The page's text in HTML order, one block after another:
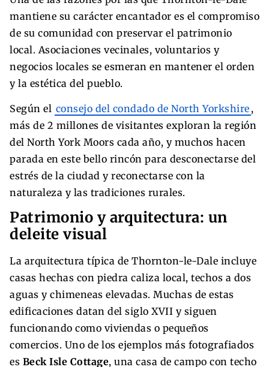
mantiene su carácter encantador es el compromiso
de su comunidad con preservar el patrimonio
local. Asociaciones vecinales, voluntarios y
negocios locales se esmeran en mantener el orden
y la estética del pueblo.
Según el consejo del condado de North Yorkshire ,
más de 2 millones de visitantes exploran la región
del North York Moors cada año, y muchos hacen
parada en este bello rincón para desconectarse del
estrés de la ciudad y reconectarse con la
naturaleza y las tradiciones rurales.
Patrimonio y arquitectura: un
deleite visual
La arquitectura típica de Thornton-le-Dale incluye
casas hechas con piedra caliza local, techos a dos
aguas y chimeneas elevadas. Muchas de estas
edificaciones datan del siglo XVII y siguen
funcionando como viviendas o pequeños
comercios. Uno de los ejemplos más fotografiados
es Beck Isle Cottage, una casa de campo con techo